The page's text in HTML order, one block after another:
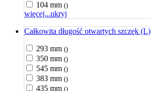
104 mm ()
więcej...ukryj
Całkowita długość otwartych szczęk (L)
293 mm ()
350 mm ()
545 mm ()
383 mm ()
435 mm ()